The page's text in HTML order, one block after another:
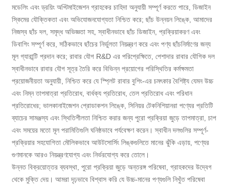
মডেলিং এবং ড্রয়িং অপ্টিমাইজেশন গ্রাহকের চাহিদা অনুযায়ী সম্পূর্ণ করতে পারে, ডিজাইন
স্কিমের যৌক্তিকতা এবং অভিযোজনযোগ্যতা নিশ্চিত করে; ছাঁচ উন্নয়ন লিঙ্কে, আমাদের
নিজস্ব ছাঁচ দল, সমৃদ্ধ অভিজ্ঞতা সহ, স্বাধীনভাবে ছাঁচ ডিজাইন, প্রক্রিয়াকরণ এবং
ডিবাগিং সম্পূর্ণ করে, সঠিকভাবে ছাঁচের নির্ভুলতা নিয়ন্ত্রণ করে এবং পণ্য ছাঁচনির্মাণের জন্য
মূল গ্যারান্টি প্রদান করে; রাবার যৌগ R&D এর পরিপ্রেক্ষিতে, পেশাদার রাবার যৌগিক দল
স্বাধীনভাবে রাবার যৌগ সূত্র তৈরি করে বিভিন্ন প্রয়োগের পরিস্থিতির কর্মক্ষমতা
প্রয়োজনীয়তা অনুযায়ী, নিশ্চিত করে যে স্প্লিট রাবার বুশিং-এর চমৎকার বৈশিষ্ট্য যেমন উচ্চ
এবং নিম্ন তাপমাত্রা প্রতিরোধ, বার্ধক্য প্রতিরোধ, তেল প্রতিরোধ এবং পরিধান
প্রতিরোধের; ভালকানাইজেশন প্রোডাকশন লিঙ্কে, সিনিয়র টেকনিশিয়ানরা পণ্যের প্রতিটি
ব্যাচের সামঞ্জস্য এবং স্থিতিশীলতা নিশ্চিত করার জন্য পুরো প্রক্রিয়া জুড়ে তাপমাত্রা, চাপ
এবং সময়ের মতো মূল পরামিতিগুলি ঘনিষ্ঠভাবে পর্যবেক্ষণ করেন। স্বাধীন দলগুলির সম্পূর্ণ-
প্রক্রিয়ার সহযোগিতা মৌলিকভাবে আউটসোর্সিং লিঙ্কগুলিতে মানের ঝুঁকি এড়ায়, পণ্যের
গুণমানকে আরও নিয়ন্ত্রণযোগ্য এবং নির্ভরযোগ্য করে তোলে।
উন্নত বিক্রয়োত্তর ব্যবস্থা, পুরো প্রক্রিয়া জুড়ে অন্তরঙ্গ পরিষেবা, গ্রাহকদের উদ্বেগ
থেকে মুক্তি দেয়। আমরা দৃঢ়ভাবে বিশ্বাস করি যে উচ্চ-মানের পণ্যগুলি নিখুঁত পরিষেবা